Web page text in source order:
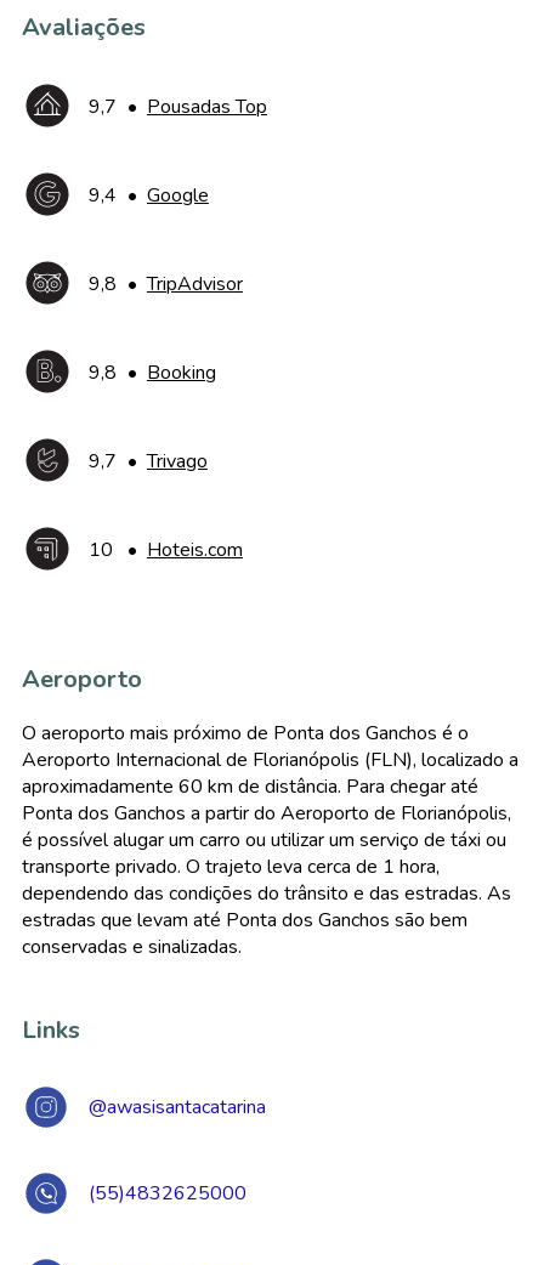
Avaliações
9,7 • Pousadas Top
9,4 • Google
9,8 •TripAdvisor
9,8 • Booking
9,7 •Trivago
10 • Hoteis.com
Aeroporto
O aeroporto mais próximo de Ponta dos Ganchos é o
Aeroporto Internacional de Florianópolis (FLN), localizado a
aproximadamente 60 km de distância. Para chegar até
Ponta dos Ganchos a partir do Aeroporto de Florianópolis,
é possível alugar um carro ou utilizar um serviço de táxi ou
transporte privado. O trajeto leva cerca de 1 hora,
dependendo das condições do trânsito e das estradas. As
estradas que levam até Ponta dos Ganchos são bem
conservadas e sinalizadas.
Links
@awasisantacatarina
(55)4832625000